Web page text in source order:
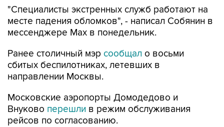
"Специалисты экстренных служб работают на
месте падения обломков", - написал Собянин в
мессенджере Max в понедельник.
Ранее столичный мэр сообщал о восьми
сбитых беспилотниках, летевших в
направлении Москвы.
Московские аэропорты Домодедово и
Внуково перешли в режим обслуживания
рейсов по согласованию.